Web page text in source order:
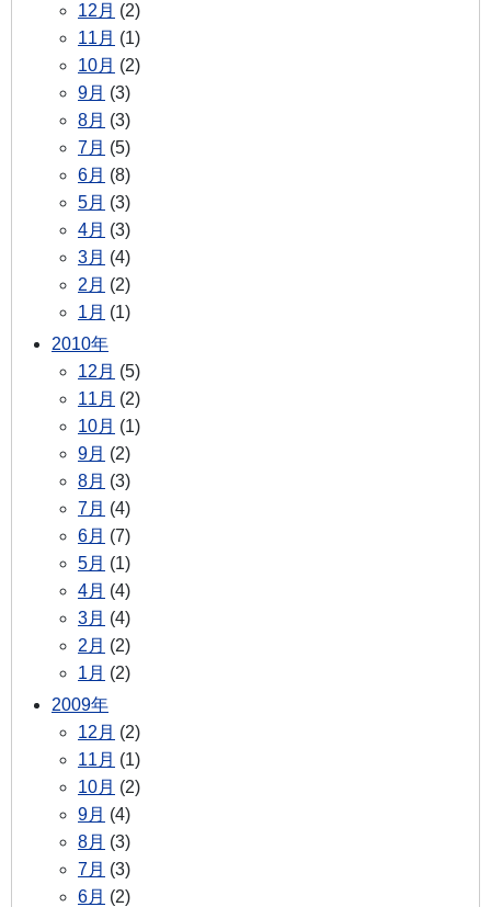
12月 (2)
11月 (1)
10月 (2)
9月 (3)
8月 (3)
7月 (5)
6月 (8)
5月 (3)
4月 (3)
3月 (4)
2月 (2)
1月 (1)
2010年
12月 (5)
11月 (2)
10月 (1)
9月 (2)
8月 (3)
7月 (4)
6月 (7)
5月 (1)
4月 (4)
3月 (4)
2月 (2)
1月 (2)
2009年
12月 (2)
11月 (1)
10月 (2)
9月 (4)
8月 (3)
7月 (3)
6月 (2)